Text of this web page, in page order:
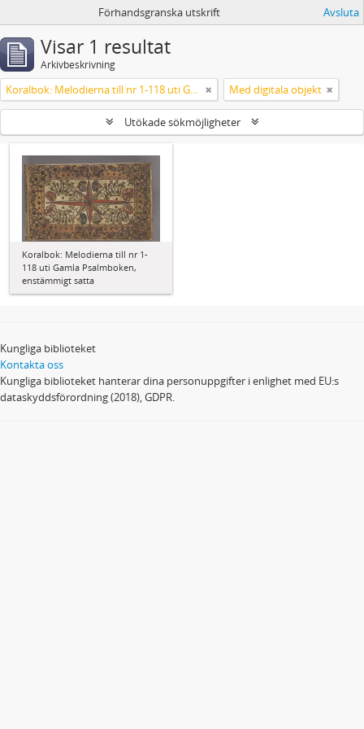
Förhandsgranska utskrift Avsluta
Visar 1 resultat
Arkivbeskrivning
Koralbok: Melodierna till nr 1-118 uti Gamla Psalmboken, enstämmigt satta Med digitala objekt
Utökade sökmöjligheter
Koralbok: Melodierna till nr 1-
118 uti Gamla Psalmboken,
enstämmigt satta
Kungliga biblioteket
Kontakta oss
Kungliga biblioteket hanterar dina personuppgifter i enlighet med EU:s
dataskyddsförordning (2018), GDPR.